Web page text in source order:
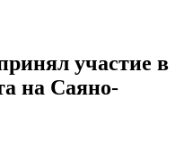
участие в
на Саяно-